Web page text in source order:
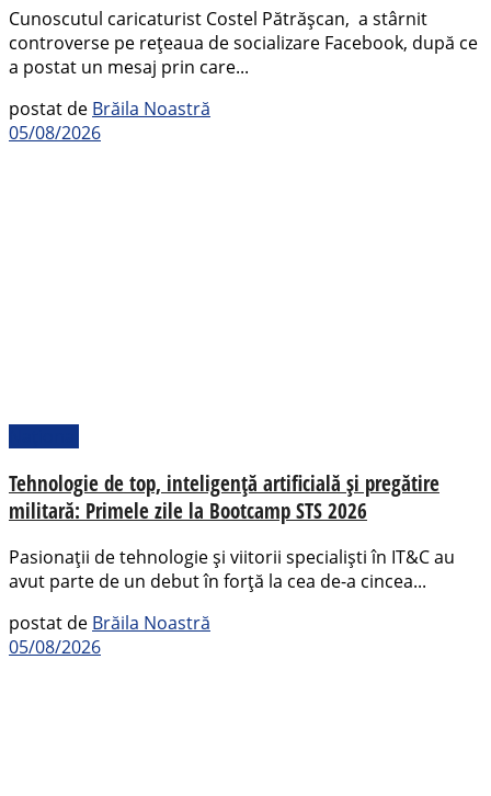
Cunoscutul caricaturist Costel Pătrășcan, a stârnit
controverse pe rețeaua de socializare Facebook, după ce
a postat un mesaj prin care...
postat de Brăila Noastră
05/08/2026
Tehnologie de top, inteligență artificială și pregătire
militară: Primele zile la Bootcamp STS 2026
Pasionații de tehnologie și viitorii specialiști în IT&C au
avut parte de un debut în forță la cea de-a cincea...
postat de Brăila Noastră
05/08/2026